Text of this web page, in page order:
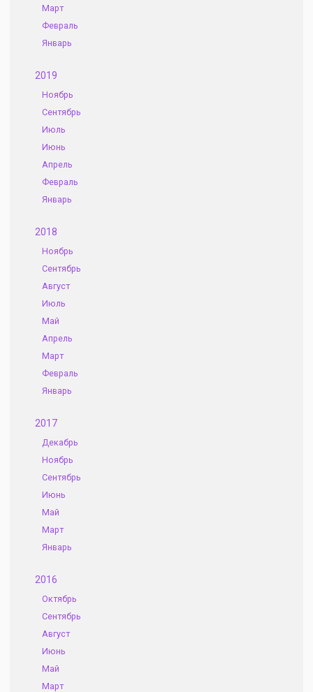
Март
Февраль
Январь
2019
Ноябрь
Сентябрь
Июль
Июнь
Апрель
Февраль
Январь
2018
Ноябрь
Сентябрь
Август
Июль
Май
Апрель
Март
Февраль
Январь
2017
Декабрь
Ноябрь
Сентябрь
Июнь
Май
Март
Январь
2016
Октябрь
Сентябрь
Август
Июнь
Май
Март